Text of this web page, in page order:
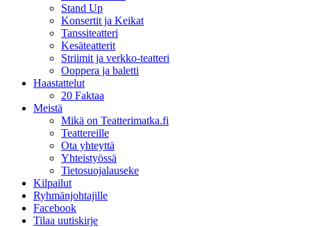
Stand Up
Konsertit ja Keikat
Tanssiteatteri
Kesäteatterit
Striimit ja verkko-teatteri
Ooppera ja baletti
Haastattelut
20 Faktaa
Meistä
Mikä on Teatterimatka.fi
Teattereille
Ota yhteyttä
Yhteistyössä
Tietosuojalauseke
Kilpailut
Ryhmänjohtajille
Facebook
Tilaa uutiskirje